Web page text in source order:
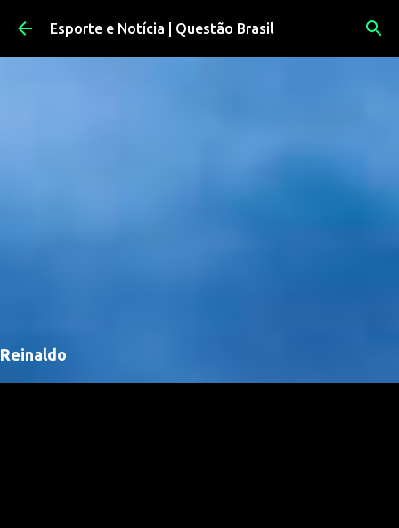
Pular para o conteúdo principal
Esporte e Notícia | Questão Brasil
Reinaldo